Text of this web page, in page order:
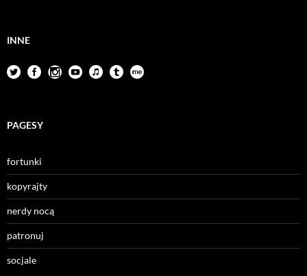
INNE
PAGESY
fortunki
kopyrajty
nerdy nocą
patronuj
socjale